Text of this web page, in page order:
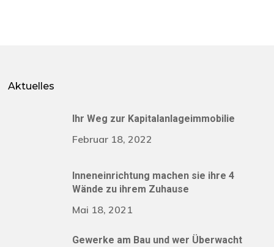
Aktuelles
Ihr Weg zur Kapitalanlageimmobilie
Februar 18, 2022
Inneneinrichtung machen sie ihre 4
Wände zu ihrem Zuhause
Mai 18, 2021
Gewerke am Bau und wer Überwacht